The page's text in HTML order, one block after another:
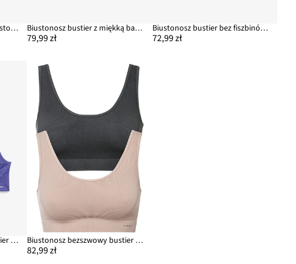
Prążkowany bezszwowy biustonosz bustier z kolekcji Feel Comfort Biustonosz bustier z miękką bawełnianą podszewką
79,99 zł
Biustonosz bustier bez fiszbinów, z kwiatową koronką
72,99 zł
Bezszwowy biustonosz bustier z kolekcji Feel Comfort (2 szt.) Biustonosz bezszwowy bustier Feel Comfort w prążek (2 szt.)
82,99 zł